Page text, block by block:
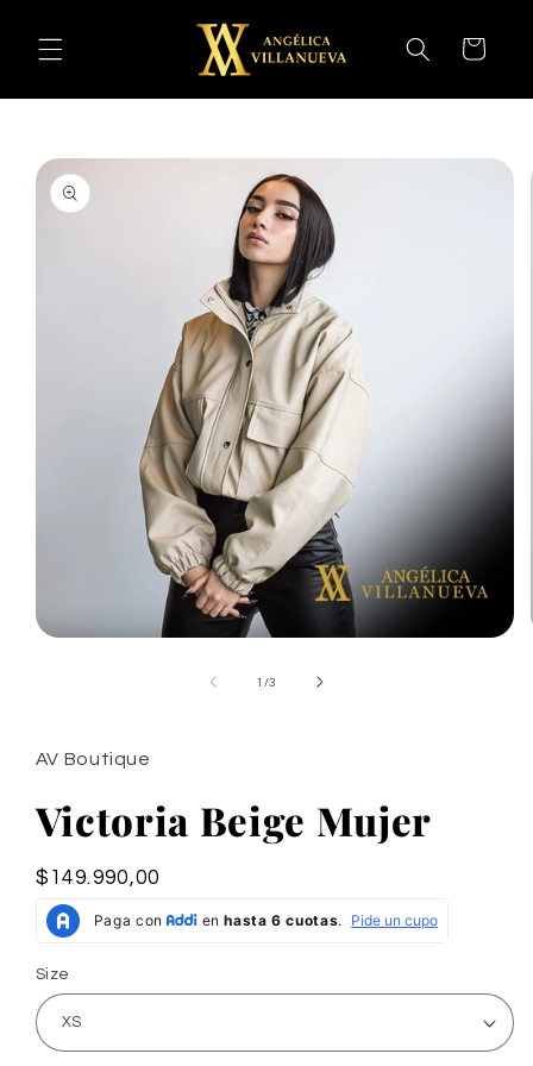
al contenido
Carrito
directamente
a la
información
ventana
modal
1 /de
3
AV Boutique
Victoria Beige Mujer
Precio
habitual
$149.990,00
Size